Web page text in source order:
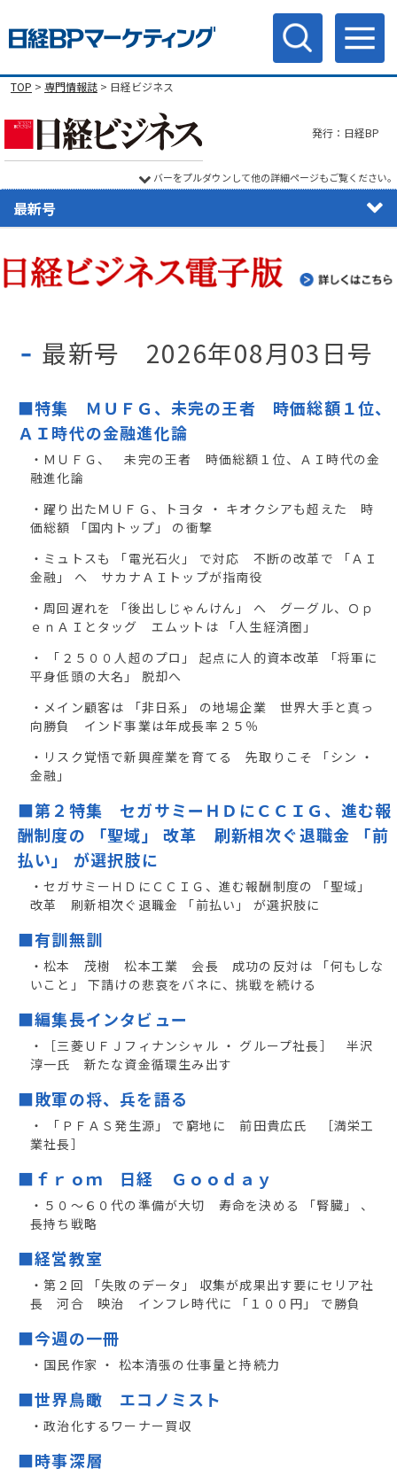
TOP > 専門情報誌 > 日経ビジネス
発行：日経BP
バーをプルダウンして他の詳細ページもご覧ください。
最新号
最新号 2026年08月03日号
■特集 ＭＵＦＧ、未完の王者 時価総額１位、
ＡＩ時代の金融進化論
・ＭＵＦＧ、 未完の王者 時価総額１位、ＡＩ時代の金
融進化論
・躍り出たＭＵＦＧ、トヨタ ・ キオクシアも超えた 時
価総額 「国内トップ」 の衝撃
・ミュトスも 「電光石火」 で対応 不断の改革で 「ＡＩ
金融」 へ サカナＡＩトップが指南役
・周回遅れを 「後出しじゃんけん」 へ グーグル、Ｏｐ
ｅｎＡＩとタッグ エムットは 「人生経済圏」
・ 「２５００人超のプロ」 起点に人的資本改革 「将軍に
平身低頭の大名」 脱却へ
・メイン顧客は 「非日系」 の地場企業 世界大手と真っ
向勝負 インド事業は年成長率２５％
・リスク覚悟で新興産業を育てる 先取りこそ 「シン ・
金融」
■第２特集 セガサミーＨＤにＣＣＩＧ、進む報
酬制度の 「聖域」 改革 刷新相次ぐ退職金 「前
払い」 が選択肢に
・セガサミーＨＤにＣＣＩＧ、進む報酬制度の 「聖域」
改革 刷新相次ぐ退職金 「前払い」 が選択肢に
■有訓無訓
・松本 茂樹 松本工業 会長 成功の反対は 「何もしな
いこと」 下請けの悲哀をバネに、挑戦を続ける
■編集長インタビュー
・［三菱ＵＦＪフィナンシャル ・ グループ社長］ 半沢
淳一氏 新たな資金循環生み出す
■敗軍の将、兵を語る
・ 「ＰＦＡＳ発生源」 で窮地に 前田貴広氏 ［満栄工
業社長］
■ｆｒｏｍ 日経 Ｇｏｏｄａｙ
・５０～６０代の準備が大切 寿命を決める 「腎臓」 、
長持ち戦略
■経営教室
・第２回 「失敗のデータ」 収集が成果出す要にセリア社
長 河合 映治 インフレ時代に 「１００円」 で勝負
■今週の一冊
・国民作家 ・ 松本清張の仕事量と持続力
■世界鳥瞰 エコノミスト
・政治化するワーナー買収
■時事深層